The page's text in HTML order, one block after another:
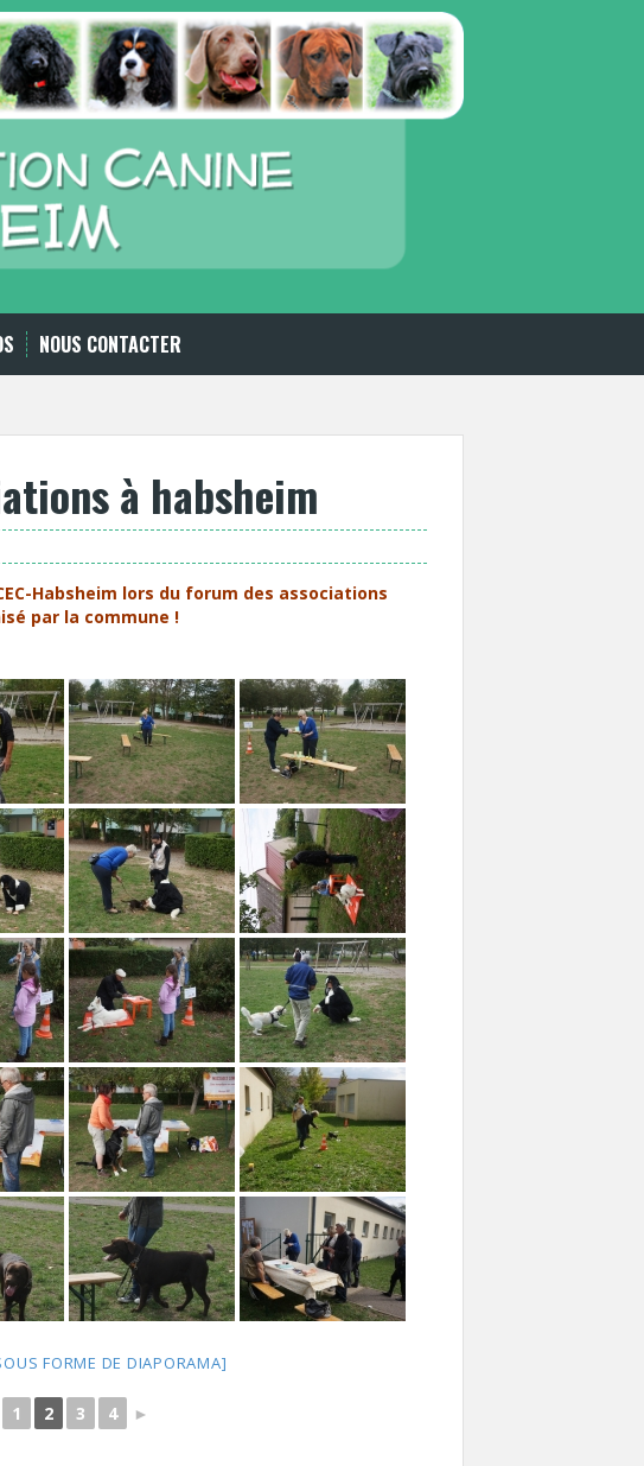
NOUS CONTACTER
à habsheim
Habsheim lors du forum des associations
par la commune !
FORME DE DIAPORAMA]
1 2 3 4 ►